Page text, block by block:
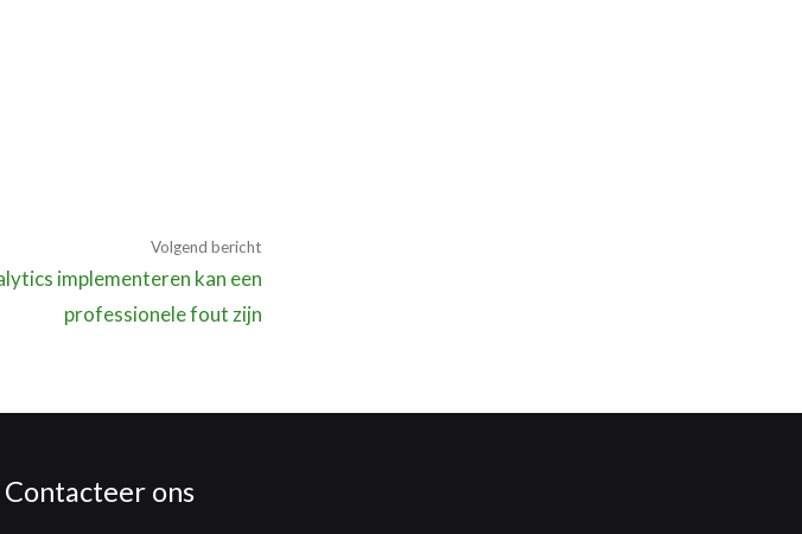
Volgend bericht
implementeren kan een
professionele fout zijn
Contacteer ons